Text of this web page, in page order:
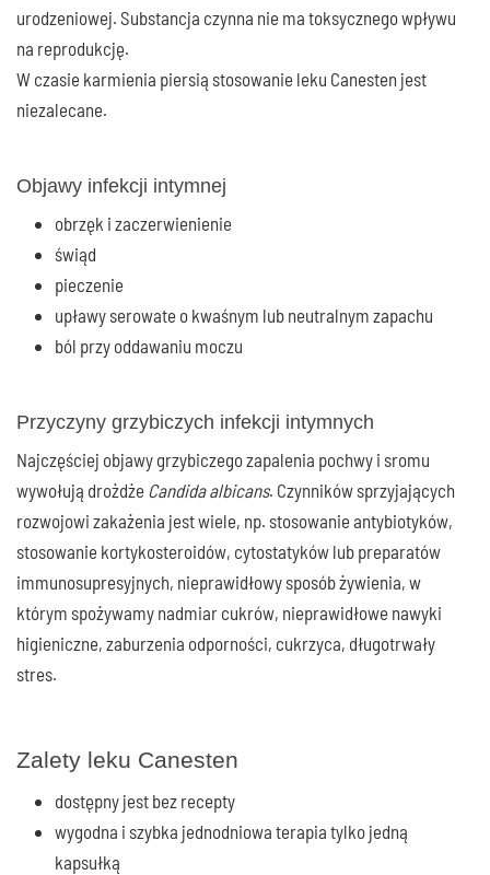
urodzeniowej. Substancja czynna nie ma toksycznego wpływu
na reprodukcję.
W czasie karmienia piersią stosowanie leku Canesten jest
niezalecane.
Objawy infekcji intymnej
obrzęk i zaczerwienienie
świąd
pieczenie
upławy serowate o kwaśnym lub neutralnym zapachu
ból przy oddawaniu moczu
Przyczyny grzybiczych infekcji intymnych
Najczęściej objawy grzybiczego zapalenia pochwy i sromu
wywołują drożdże Candida albicans. Czynników sprzyjających
rozwojowi zakażenia jest wiele, np. stosowanie antybiotyków,
stosowanie kortykosteroidów, cytostatyków lub preparatów
immunosupresyjnych, nieprawidłowy sposób żywienia, w
którym spożywamy nadmiar cukrów, nieprawidłowe nawyki
higieniczne, zaburzenia odporności, cukrzyca, długotrwały
stres.
Zalety leku Canesten
dostępny jest bez recepty
wygodna i szybka jednodniowa terapia tylko jedną
kapsułką